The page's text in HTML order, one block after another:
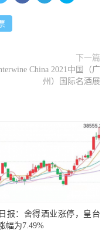
下一篇
China 2021中国（广
州）国际名酒展
报：舍得酒业涨停，皇台
幅为7.49%